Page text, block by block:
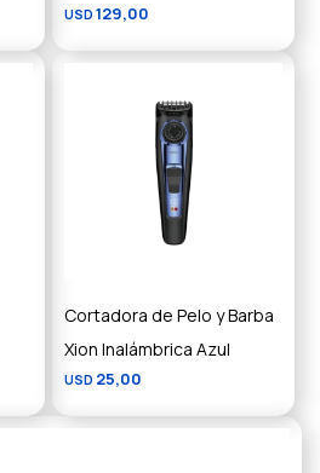
USD 129,00
Cortadora de Pelo y Barba
Xion Inalámbrica Azul
USD 25,00